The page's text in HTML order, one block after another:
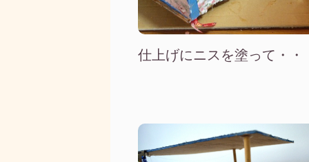
仕上げにニスを塗って・・